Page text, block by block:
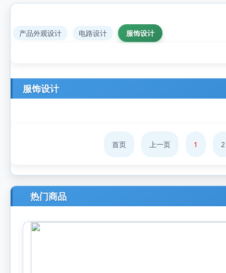
产品外观设计 电路设计 服饰设计
服饰设计
首页 上一页 1 2
热门商品